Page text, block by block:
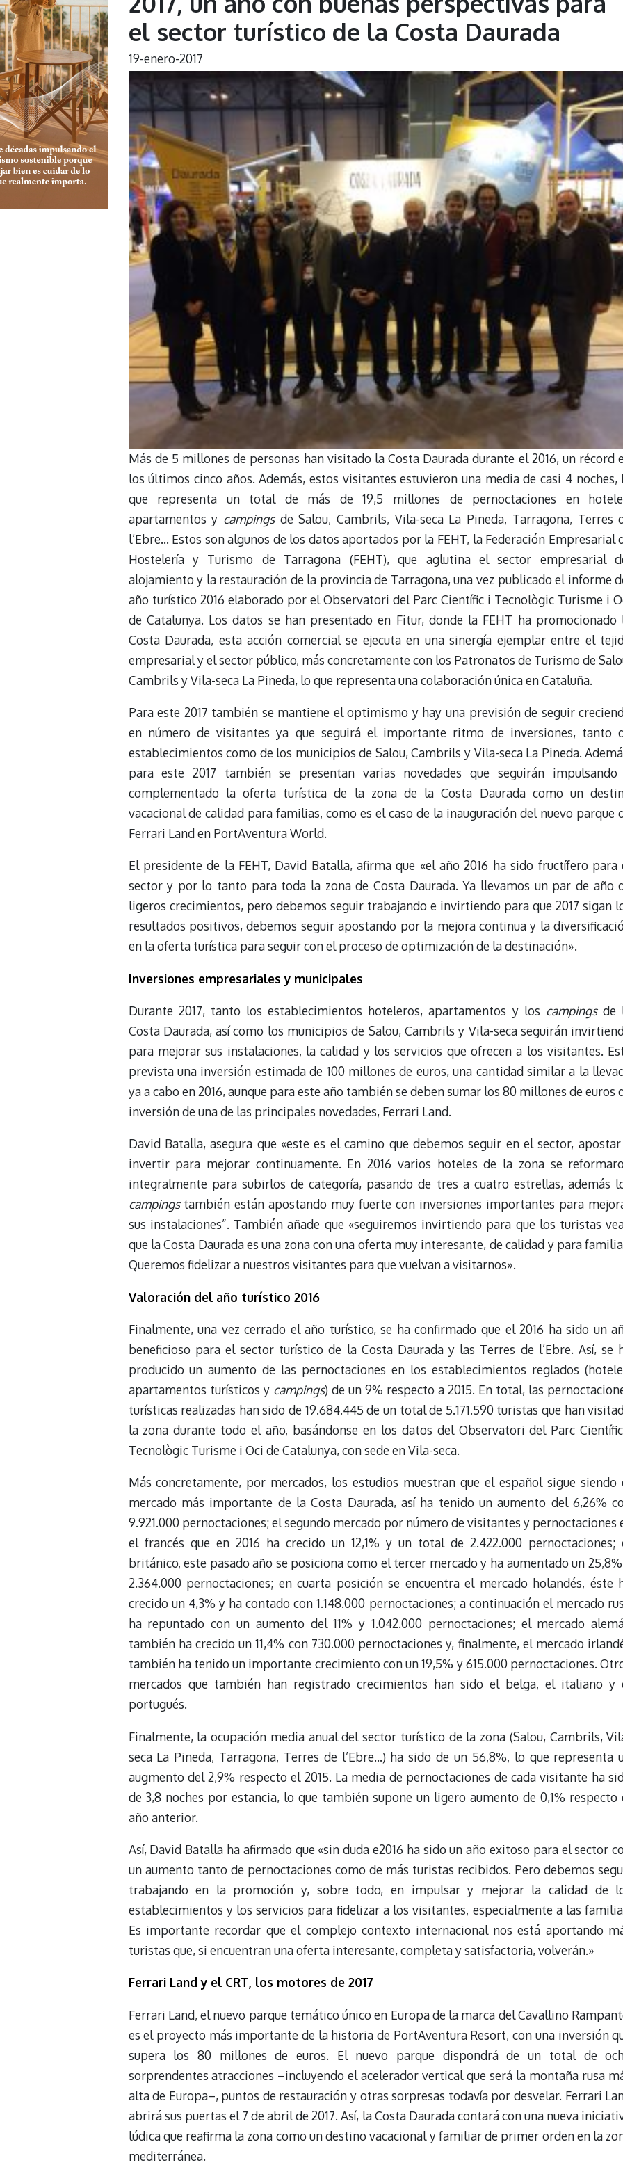
el sector turístico de la Costa Daurada
19-enero-2017
Más de 5 millones de personas han visitado la Costa Daurada durante el 2016, un récord
los últimos cinco años. Además, estos visitantes estuvieron una media de casi 4 noches,
que representa un total de más de 19,5 millones de pernoctaciones en
apartamentos y campingsde Salou, Cambrils, Vila-seca La Pineda, Tarragona, Terres
l’Ebre… Estos son algunos de los datos aportados por la FEHT, la Federación Empresarial
Hostelería y Turismo de Tarragona (FEHT), que aglutina el sector empresarial
alojamiento y la restauración de la provincia de Tarragona, una vez publicado el informe
año turístico 2016 elaborado por el Observatori del Parc Científic i Tecnològic Turisme i
de Catalunya. Los datos se han presentado en Fitur, donde la FEHT ha promocionado
Costa Daurada, esta acción comercial se ejecuta en una sinergía ejemplar entre el
empresarial y el sector público, más concretamente con los Patronatos de Turismo de
Cambrils y Vila-seca La Pineda, lo que representa una colaboración única en Cataluña.
Para este 2017 también se mantiene el optimismo y hay una previsión de seguir
en número de visitantes ya que seguirá el importante ritmo de inversiones, tanto
establecimientos como de los municipios de Salou, Cambrils y Vila-seca La Pineda.
para este 2017 también se presentan varias novedades que seguirán
complementado la oferta turística de la zona de la Costa Daurada como un
vacacional de calidad para familias, como es el caso de la inauguración del nuevo parque
Ferrari Land en PortAventura World.
El presidente de la FEHT, David Batalla, afirma que «el año 2016 ha sido fructífero para
sector y por lo tanto para toda la zona de Costa Daurada. Ya llevamos un par de año
ligeros crecimientos, pero debemos seguir trabajando e invirtiendo para que 2017 sigan
resultados positivos, debemos seguir apostando por la mejora continua y la
en la oferta turística para seguir con el proceso de optimización de la destinación».
Inversiones empresariales y municipales
Durante 2017, tanto los establecimientos hoteleros, apartamentos y los campingsde
Costa Daurada, así como los municipios de Salou, Cambrils y Vila-seca seguirán
para mejorar sus instalaciones, la calidad y los servicios que ofrecen a los visitantes.
prevista una inversión estimada de 100 millones de euros, una cantidad similar a la
ya a cabo en 2016, aunque para este año también se deben sumar los 80 millones de euros
inversión de una de las principales novedades, Ferrari Land.
David Batalla, asegura que «este es el camino que debemos seguir en el sector,
invertir para mejorar continuamente. En 2016 varios hoteles de la zona se
integralmente para subirlos de categoría, pasando de tres a cuatro estrellas, además
campingstambién están apostando muy fuerte con inversiones importantes para
sus instalaciones”. También añade que «seguiremos invirtiendo para que los turistas
que la Costa Daurada es una zona con una oferta muy interesante, de calidad y para
Queremos fidelizar a nuestros visitantes para que vuelvan a visitarnos».
Valoración del año turístico 2016
Finalmente, una vez cerrado el año turístico, se ha confirmado que el 2016 ha sido un
beneficioso para el sector turístico de la Costa Daurada y las Terres de l’Ebre. Así, se
producido un aumento de las pernoctaciones en los establecimientos reglados
apartamentos turísticos y campings) de un 9% respecto a 2015. En total, las
turísticas realizadas han sido de 19.684.445 de un total de 5.171.590 turistas que han
la zona durante todo el año, basándonse en los datos del Observatori del Parc
Tecnològic Turisme i Oci de Catalunya, con sede en Vila-seca.
Más concretamente, por mercados, los estudios muestran que el español sigue siendo
mercado más importante de la Costa Daurada, así ha tenido un aumento del 6,26%
9.921.000 pernoctaciones; el segundo mercado por número de visitantes y pernoctaciones
el francés que en 2016 ha crecido un 12,1% y un total de 2.422.000 pernoctaciones;
británico, este pasado año se posiciona como el tercer mercado y ha aumentado un
2.364.000 pernoctaciones; en cuarta posición se encuentra el mercado holandés, éste
crecido un 4,3% y ha contado con 1.148.000 pernoctaciones; a continuación el mercado
ha repuntado con un aumento del 11% y 1.042.000 pernoctaciones; el mercado
también ha crecido un 11,4% con 730.000 pernoctaciones y, finalmente, el mercado
también ha tenido un importante crecimiento con un 19,5% y 615.000 pernoctaciones.
mercados que también han registrado crecimientos han sido el belga, el italiano y
portugués.
Finalmente, la ocupación media anual del sector turístico de la zona (Salou, Cambrils,
seca La Pineda, Tarragona, Terres de l’Ebre…) ha sido de un 56,8%, lo que representa
augmento del 2,9% respecto el 2015. La media de pernoctaciones de cada visitante ha
de 3,8 noches por estancia, lo que también supone un ligero aumento de 0,1% respecto
año anterior.
Así, David Batalla ha afirmado que «sin duda e2016 ha sido un año exitoso para el sector
un aumento tanto de pernoctaciones como de más turistas recibidos. Pero debemos
trabajando en la promoción y, sobre todo, en impulsar y mejorar la calidad de
establecimientos y los servicios para fidelizar a los visitantes, especialmente a las
Es importante recordar que el complejo contexto internacional nos está aportando
turistas que, si encuentran una oferta interesante, completa y satisfactoria, volverán.»
Ferrari Land y el CRT, los motores de 2017
Ferrari Land, el nuevo parque temático único en Europa de la marca del Cavallino
es el proyecto más importante de la historia de PortAventura Resort, con una inversión
supera los 80 millones de euros. El nuevo parque dispondrá de un total de
sorprendentes atracciones –incluyendo el acelerador vertical que será la montaña rusa
alta de Europa–, puntos de restauración y otras sorpresas todavía por desvelar. Ferrari
abrirá sus puertas el 7 de abril de 2017. Así, la Costa Daurada contará con una nueva
lúdica que reafirma la zona como un destino vacacional y familiar de primer orden en la
mediterránea.